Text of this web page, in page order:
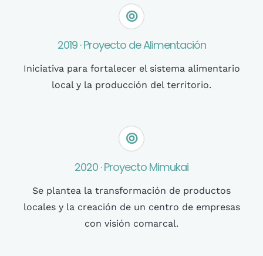
2019 · Proyecto de Alimentación
Iniciativa para fortalecer el sistema alimentario
local y la producción del territorio.
2020 · Proyecto Mimukai
Se plantea la transformación de productos
locales y la creación de un centro de empresas
con visión comarcal.